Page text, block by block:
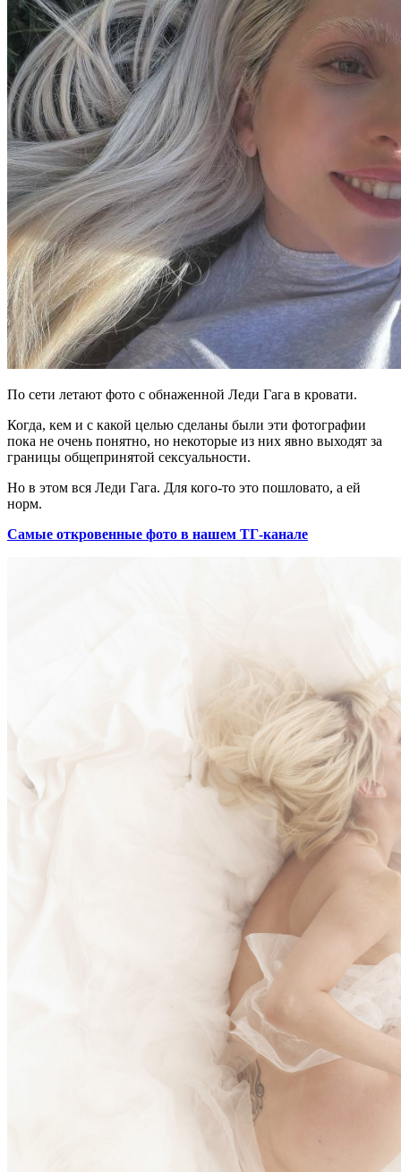
По сети летают фото с обнаженной Леди Гага в кровати.
Когда, кем и с какой целью сделаны были эти фотографии
пока не очень понятно, но некоторые из них явно выходят за
границы общепринятой сексуальности.
Но в этом вся Леди Гага. Для кого-то это пошловато, а ей
норм.
Самые откровенные фото в нашем ТГ-канале